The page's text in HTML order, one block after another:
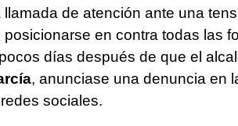
de atención ante una
en contra todas las
días después de que el
, anunciase una denuncia en
sociales.